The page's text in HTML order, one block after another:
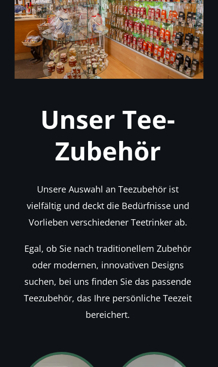
Unser Tee-
Zubehör
Unsere Auswahl an Teezubehör ist
vielfältig und deckt die Bedürfnisse und
Vorlieben verschiedener Teetrinker ab.
Egal, ob Sie nach traditionellem Zubehör
oder modernen, innovativen Designs
suchen, bei uns finden Sie das passende
Teezubehör, das Ihre persönliche Teezeit
bereichert.